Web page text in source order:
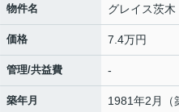
物件名 グレイス茨木
価格 7.4万円
管理/共益費 -
築年月 1981年2月（